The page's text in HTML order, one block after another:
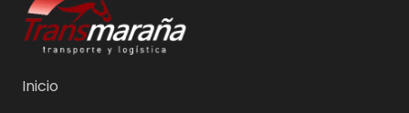
Inicio